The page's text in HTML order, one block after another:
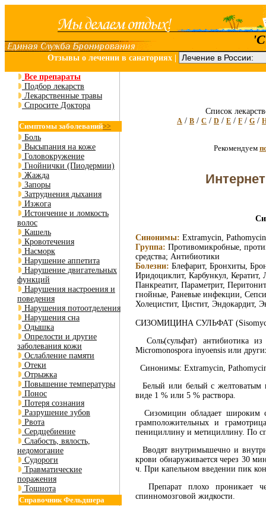
Отзывы о лечении в санаториях
Все препараты
Подбор лекарств
Лекарственные травы
Спросите Доктора
Симптомы заболеваний>>
Боль
Высыпания на коже
Головокружение
Гнойнички (Пиодермии)
Жажда
Запоры
Затруднения дыхания
Изжога
Истончение и ломкость
волос
Кашель
Кровотечения
Насморк
Нарушение аппетита
Нарушение двигательных
функций
Нарушения настроения и
поведения
Нарушения потоотделения
Нарушения сна
Одышка
Опрелости и другие
заболевания кожи
Ослабление памяти
Отеки
Отрыжка
Повышение температуры
Понос
Потеря сознания
Разрушение зубов
Рвота
Сердцебиение
Слабость, вялость,
недомогание
Судороги
Травматические
поражения
Тошнота
Справочник Фельдшера
Список
A / B / C / D / E / F / G /
Рекомендуем
Синонимы: Extramycin,
Группа: Противомикробные,
средства; Антибиотики
Болезни: Блефарит, Бронхиты,
Иридоциклит, Карбункул,
Панкреатит, Параметрит,
гнойные, Раневые инфекции,
Холецистит, Цистит, Эндокардит,
СИЗОМИЦИНА СУЛЬФАТ
Соль(сульфат) антибиотика из
Micromonospora inyoensis или
Синонимы: Extramycin,
Белый или белый с желтоватым
виде 1 % или 5 % раствора.
Сизомицин обладает широким
грамположительных и
пенициллину и метициллину. По
Вводят внутримышечно и
крови обнаруживается через 30
ч. При капельном введении пик
Препарат плохо проникает
спинномозговой жидкости.